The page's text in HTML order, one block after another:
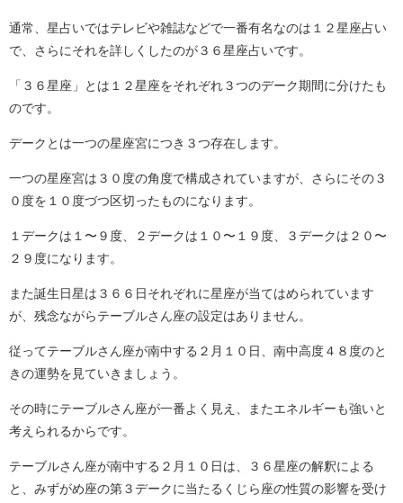
通常、星占いではテレビや雑誌などで一番有名なのは１２星座占い
で、さらにそれを詳しくしたのが３６星座占いです。
「３６星座」とは１２星座をそれぞれ３つのデーク期間に分けたも
のです。
デークとは一つの星座宮につき３つ存在します。
一つの星座宮は３０度の角度で構成されていますが、さらにその３
０度を１０度づつ区切ったものになります。
１デークは１〜９度、２デークは１０〜１９度、３デークは２０〜
２９度になります。
また誕生日星は３６６日それぞれに星座が当てはめられています
が、残念ながらテーブルさん座の設定はありません。
従ってテーブルさん座が南中する２月１０日、南中高度４８度のと
きの運勢を見ていきましょう。
その時にテーブルさん座が一番よく見え、またエネルギーも強いと
考えられるからです。
テーブルさん座が南中する２月１０日は、３６星座の解釈による
と、みずがめ座の第３デークに当たるくじら座の性質の影響を受け